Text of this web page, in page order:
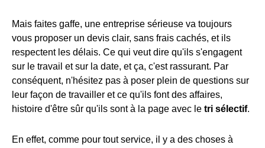
Mais faites gaffe, une entreprise sérieuse va toujours
vous proposer un devis clair, sans frais cachés, et ils
respectent les délais. Ce qui veut dire qu'ils s'engagent
sur le travail et sur la date, et ça, c'est rassurant. Par
conséquent, n'hésitez pas à poser plein de questions sur
leur façon de travailler et ce qu'ils font des affaires,
histoire d'être sûr qu'ils sont à la page avec le tri sélectif.
En effet, comme pour tout service, il y a des choses à